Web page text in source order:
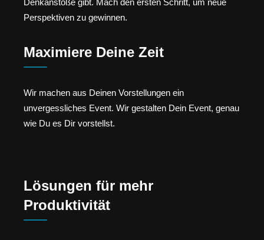
Denkanstöße gibt. Mach den ersten Schritt, um neue
Perspektiven zu gewinnen.
Maximiere Deine Zeit
Wir machen aus Deinen Vorstellungen ein
unvergessliches Event. Wir gestalten Dein Event, genau
wie Du es Dir vorstellst.
Lösungen für mehr
Produktivität